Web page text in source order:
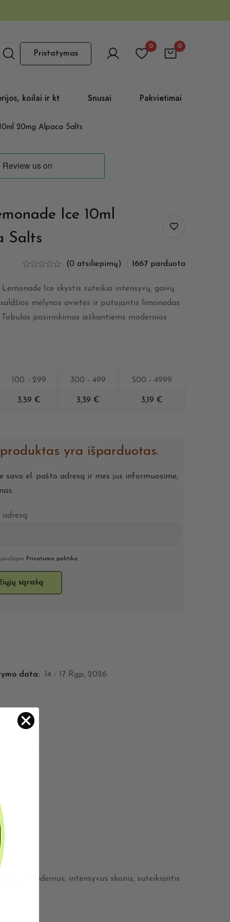
Pristatymas
0 0
koilai ir kt Snusai Pakvietimai
20mg Alpaca Salts
Ice 10ml
Salts
(0 atsiliepimų) 1667 parduota
Ice skystis suteikia intensyvų, gaivų
mėlynos avietės ir putojantis limonadas
pasirinkimas ieškantiems modernios
100 - 299 300 - 499 500 - 4999
3,59 € 3,39 € 3,19 €
yra išparduotas.
savo el. pašto adresą ir mes jus informuosime,
Privatumo politika
data: 14 - 17 Rgp, 2026
Modernus, intensyvus skonis, suteikiantis